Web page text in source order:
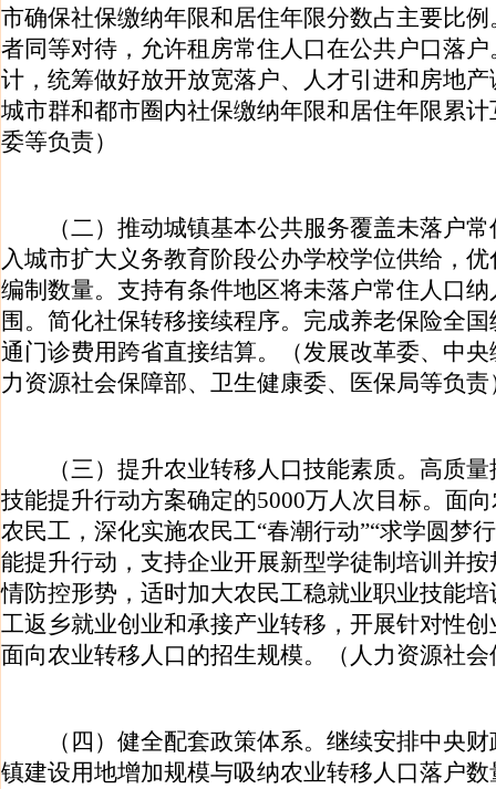
市确保社保缴纳年限和居住年限分数占主要比
者同等对待，允许租房常住人口在公共户口落
计，统筹做好放开放宽落户、人才引进和房地
城市群和都市圈内社保缴纳年限和居住年限累
委等负责）
（二）推动城镇基本公共服务覆盖未落户常
入城市扩大义务教育阶段公办学校学位供给，
编制数量。支持有条件地区将未落户常住人口
围。简化社保转移接续程序。完成养老保险全
通门诊费用跨省直接结算。（发展改革委、中
力资源社会保障部、卫生健康委、医保局等负责
（三）提升农业转移人口技能素质。高质量
技能提升行动方案确定的5000万人次目标。面
农民工，深化实施农民工“春潮行动”“求学圆梦
能提升行动，支持企业开展新型学徒制培训并
情防控形势，适时加大农民工稳就业职业技能
工返乡就业创业和承接产业转移，开展针对性
面向农业转移人口的招生规模。（人力资源社
（四）健全配套政策体系。继续安排中央财
镇建设用地增加规模与吸纳农业转移人口落户